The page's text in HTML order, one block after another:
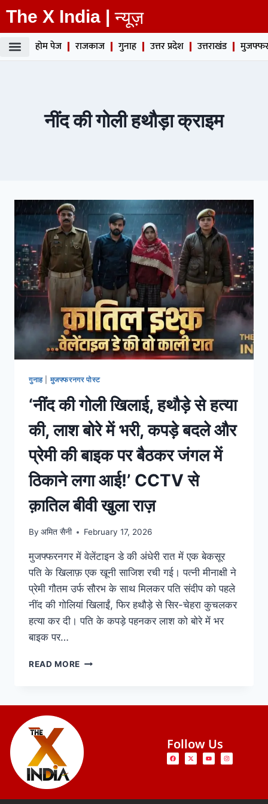
The X India | न्यूज़
होम पेज राजकाज गुनाह उत्तर प्रदेश उत्तराखंड
नींद की गोली हथौड़ा क्राइम
गुनाह| मुजफ्फरनगर पोस्ट
‘नींद की गोली खिलाई, हथौड़े से हत्या
की, लाश बोरे में भरी, कपड़े बदले और
प्रेमी की बाइक पर बैठकर जंगल में
ठिकाने लगा आई!’ CCTV से
क़ातिल बीवी खुला राज़
By अमित सैनी February 17, 2026
मुजफ्फरनगर में वेलेंटाइन डे की अंधेरी रात में एक बेकसूर
पति के खिलाफ़ एक खूनी साजिश रची गई। पत्नी मीनाक्षी ने
प्रेमी गौतम उर्फ सौरभ के साथ मिलकर पति संदीप को पहले
नींद की गोलियां खिलाईं, फिर हथौड़े से सिर-चेहरा कुचलकर
हत्या कर दी। पति के कपड़े पहनकर लाश को बोरे में भर
बाइक पर…
READ MORE
Follow Us